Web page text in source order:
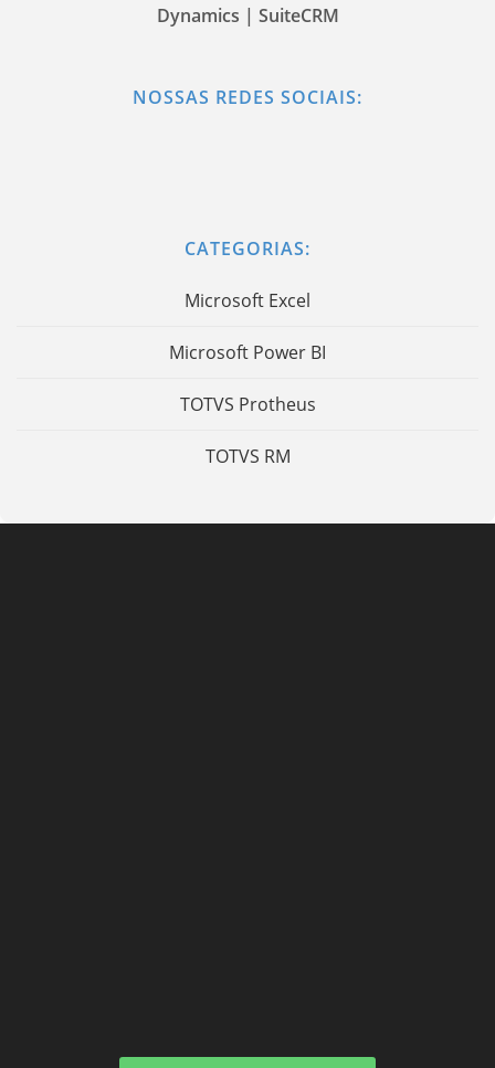
Dynamics | SuiteCRM
NOSSAS REDES SOCIAIS:
CATEGORIAS:
Microsoft Excel
Microsoft Power BI
TOTVS Protheus
TOTVS RM